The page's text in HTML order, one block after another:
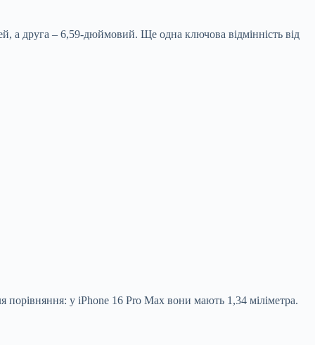
а друга – 6,59-дюймовий. Ще одна ключова відмінність від
порівняння: у iPhone 16 Pro Max вони мають 1,34 міліметра.